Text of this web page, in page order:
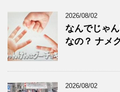
2026/08/02
なんでじゃ
なの？ ナメ
2026/08/02